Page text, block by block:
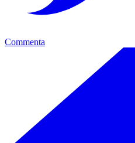
Commenta